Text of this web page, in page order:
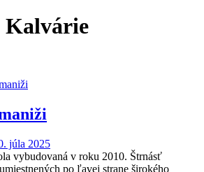
Kalvárie
júla 2025
vybudovaná v roku 2010. Štrnásť
po ľavej strane širokého